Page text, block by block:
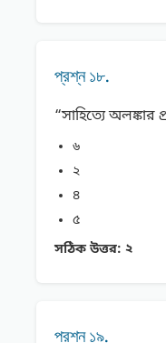
প্রশ্ন ১৮.
“সাহিত্যে অলঙ্কার
৬
২
৪
৫
সঠিক উত্তর: ২
প্রশ্ন ১৯.